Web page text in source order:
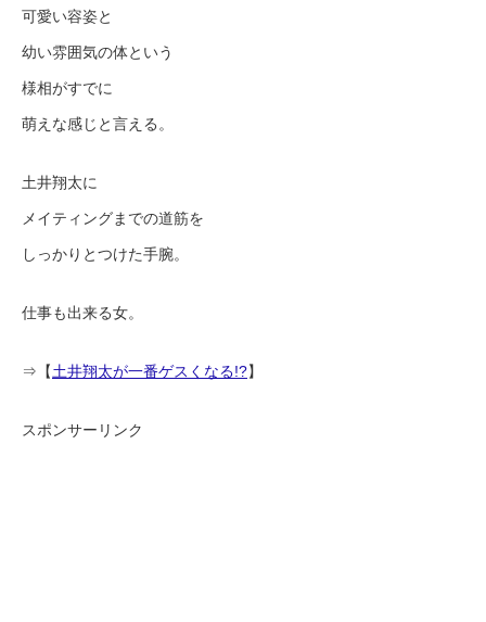
可愛い容姿と
幼い雰囲気の体という
様相がすでに
萌えな感じと言える。
土井翔太に
メイティングまでの道筋を
しっかりとつけた手腕。
仕事も出来る女。
⇒【土井翔太が一番ゲスくなる!?】
スポンサーリンク